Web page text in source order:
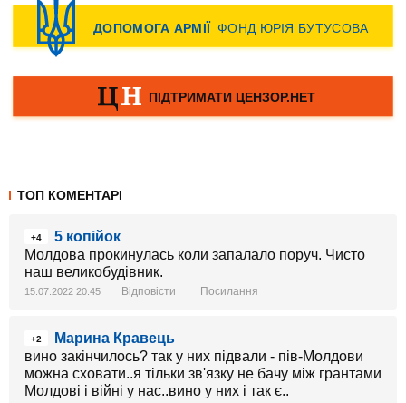
ТОП КОМЕНТАРІ
+4
5 копійок
Молдова прокинулась коли запалало поруч. Чисто
наш великобудівник.
15.07.2022 20:45 Відповісти Посилання
+2
Марина Кравець
вино закінчилось? так у них підвали - пів-Молдови
можна сховати..я тільки зв'язку не бачу між грантами
Молдові і війні у нас..вино у них і так є..